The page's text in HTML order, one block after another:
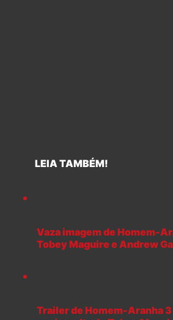
LEIA TAMBÉM!
Vaza imagem de Homem-
Tobey Maguire e Andrew
Trailer de Homem-Aranha